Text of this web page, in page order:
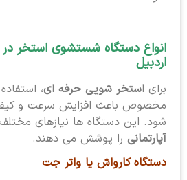
انواع دستگاه شستشوی استخر
اردبیل
برای استخر شویی حرفه ای،
مخصوص باعث افزایش سرعت و
شود. این دستگاه ها نیازهای مختلف
آپارتمانیرا پوشش می دهند.
دستگاه کارواش یا واتر جت